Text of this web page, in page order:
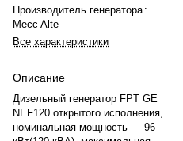
Производитель генератора :
Mecc Alte
Все характеристики
Описание
Дизельный генератор FPT GE
NEF120 открытого исполнения,
номинальная мощность — 96